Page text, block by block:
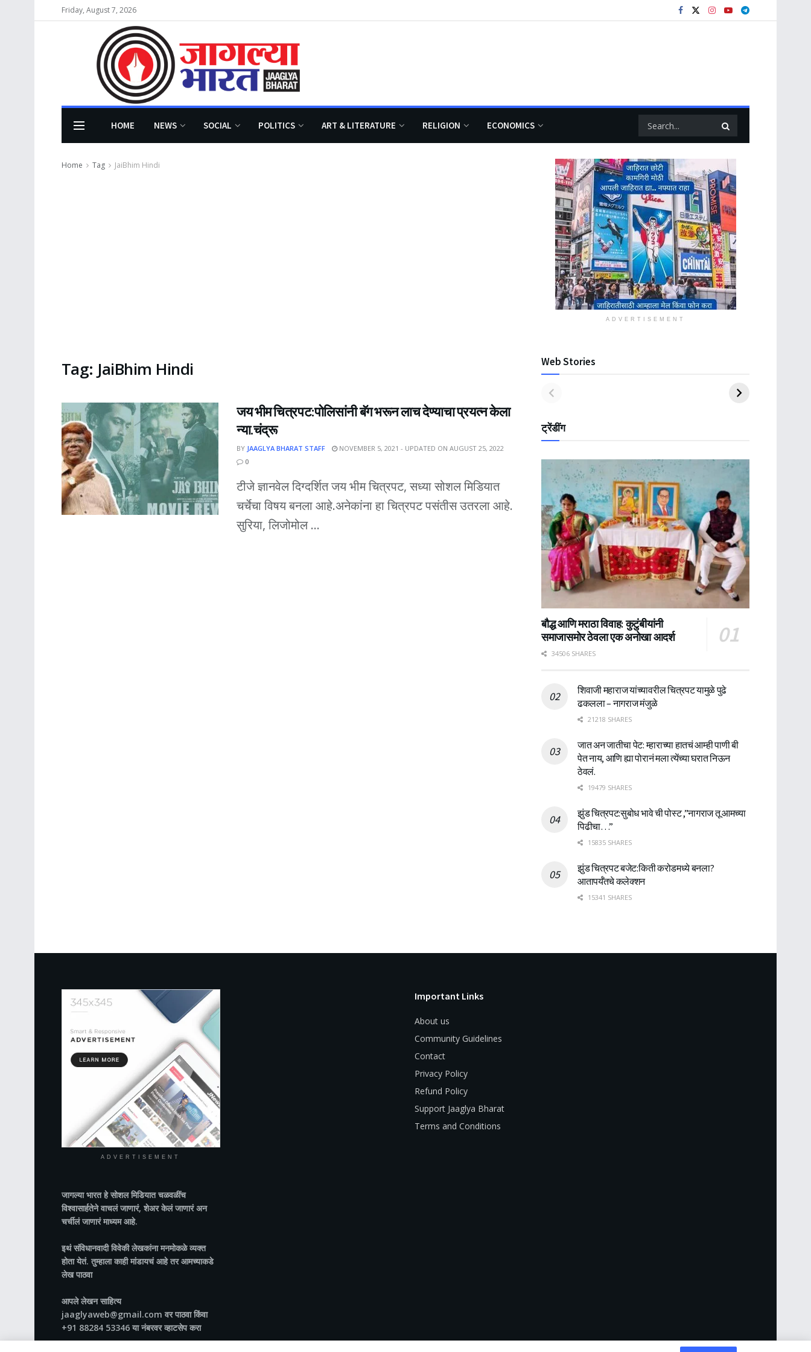
Friday, August 7, 2026
HOME NEWS SOCIAL POLITICS ART & LITERATURE RELIGION ECONOMICS
Home Tag JaiBhim Hindi
Tag: JaiBhim Hindi
जय भीम चित्रपट:पोलिसांनी बॅग भरून लाच देण्याचा प्रयत्न केला
न्या.चंद्रू
BY JAAGLYA BHARAT STAFF
NOVEMBER 5, 2021 - UPDATED ON AUGUST 25, 2022
0
टीजे ज्ञानवेल दिग्दर्शित जय भीम चित्रपट, सध्या सोशल मिडियात
चर्चेचा विषय बनला आहे.अनेकांना हा चित्रपट पसंतीस उतरला आहे.
सुरिया, लिजोमोल ...
ADVERTISEMENT
Web Stories
ट्रेंडींग
बौद्ध आणि मराठा विवाह: कुटुंबीयांनी
समाजासमोर ठेवला एक अनोखा आदर्श
34506 SHARES
शिवाजी महाराज यांच्यावरील चित्रपट यामुळे पुढे
ढकलला – नागराज मंजुळे
21218 SHARES
जात अन जातीचा पेट: म्हाराच्या हातचं आम्ही पाणी बी
पेत नाय, आणि ह्या पोरानं मला त्येंच्या घरात निऊन
ठेवलं.
19479 SHARES
झुंड चित्रपट:सुबोध भावे ची पोस्ट ,”नागराज तू आमच्या
पिढीचा…”
15835 SHARES
झुंड चित्रपट बजेट:किती करोडमध्ये बनला?
आतापर्यँतचे कलेक्शन
15341 SHARES
ADVERTISEMENT
जागल्या भारतहे सोशल मिडियात चळवळींच
विश्वासार्हतेने वाचलं जाणारं, शेअर केलं जाणारं अन
चर्चीलं जाणारं माध्यम आहे.
इथं संविधानवादी विवेकी लेखकांना मनमोकळे व्यक्त
होता येतं. तुम्हाला काही मांडायचं आहे तर आमच्याकडे
लेख पाठवा
आपले लेखन साहित्य
jaaglyaweb@gmail.com वर पाठवा किंवा
+91 88284 53346 या नंबरवर व्हाटसेप करा
Important Links
About us
Community Guidelines
Contact
Privacy Policy
Refund Policy
Support Jaaglya Bharat
Terms and Conditions